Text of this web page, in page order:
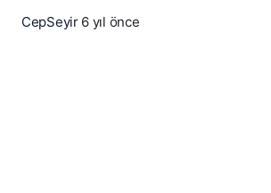
CepSeyir 6 yıl önce